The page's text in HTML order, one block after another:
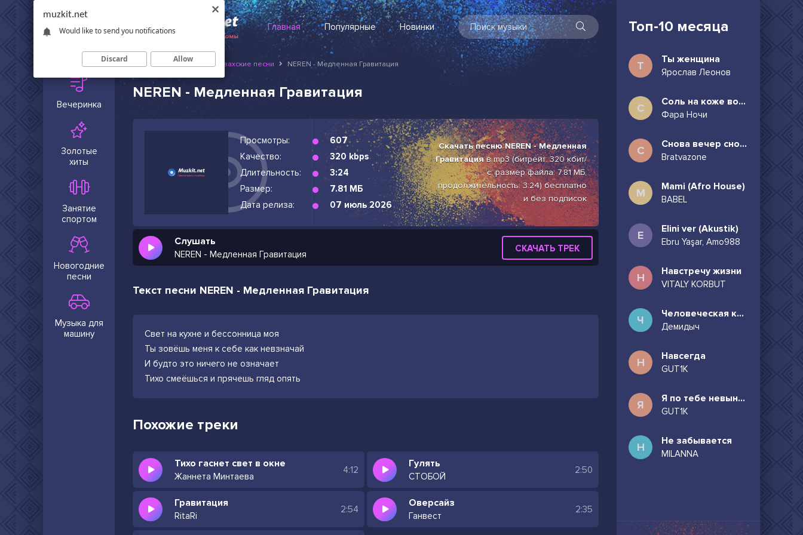
Главная Популярные
Новинки
Вечеринка
Золотые
хиты
Занятие
спортом
Новогодние
песни
Музыка для
машину
Muzkit.net Русские и казахские песни NEREN - Медленная Гравитация
NEREN - Медленная Гравитация
Просмотры:
607
Качество:
320 kbps
Длительность:
3:24
Размер:
7.81 МБ
Дата релиза:
07 июль 2026
Скачать песню NEREN - Медленная
Гравитацияв mp3 (битрейт: 320 кбит/
с, размер файла: 7.81 МБ,
продолжительность: 3:24) бесплатно
и без подписок
Слушать
NEREN - Медленная Гравитация
СКАЧАТЬ ТРЕК
Текст песни NEREN - Медленная Гравитация
Свет на кухне и бессонница моя
Ты зовёшь меня к себе как невзначай
И будто это ничего не означает
Тихо смеёшься и прячешь гляд опять
Похожие треки
Тихо гаснет свет в окне
Жаннета Минтаева
4:12
Гулять
СТОБОЙ
2:50
Гравитация
RitaRi
2:54
Оверсайз
Ганвест
2:35
Топ-10 месяца
Т Ты женщина
Ярослав Леонов
С Соль на коже волосы в пучок
Фара Ночи
С Снова вечер снова дождь может всё таки придёшь
Bratvazone
M Mami (Afro House)
BABEL
E Elini ver (Akustik)
Ebru Yaşar, Amo988
Н Навстречу жизни
VITALY KORBUT
Ч Человеческая комедия
Демидыч
Н Навсегда
GUT1K
Я Я по тебе невыносимо скучаю
GUT1K
Н Не забывается
MILANNA
muzkit.net
Would like to send you notifications
Discard Allow